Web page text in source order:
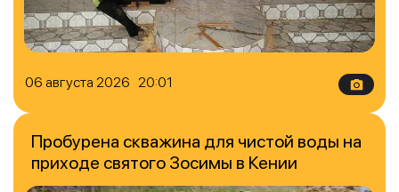
06 августа 2026 20:01
Пробурена скважина для чистой воды на
приходе святого Зосимы в Кении